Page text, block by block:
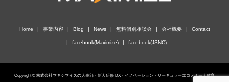
Home 事業内容 Blog News 無料個別相談会 会社概要 Contact
facebook(Maximize) facebook(JSNC)
Copyright © 株式会社マキシマイズの人事部・新人研修 DX・イノベーション・サーキュラーエコノミー人材育